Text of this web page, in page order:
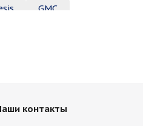
GMC
Rolls-Royce
контакты